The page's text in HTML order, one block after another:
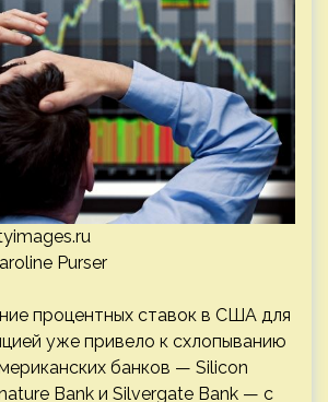
Purser
процентных ставок в США для
уже привело к схлопыванию
банков — Silicon
Bank и Silvergate Bank — с